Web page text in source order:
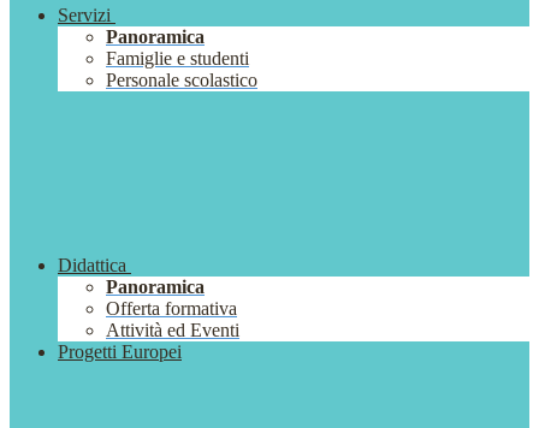
Servizi
Panoramica
Famiglie e studenti
Personale scolastico
Didattica
Panoramica
Offerta formativa
Attività ed Eventi
Progetti Europei